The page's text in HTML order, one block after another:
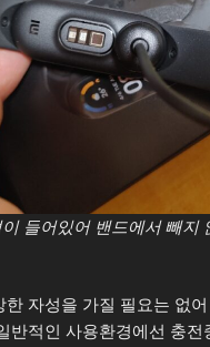
들어있어 밴드에서 빼지
한 자성을 가질 필요는 없
반적인 사용환경에선 충전